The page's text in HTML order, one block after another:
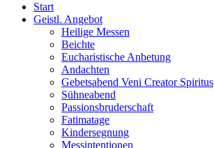
Start
Geistl. Angebot
Heilige Messen
Beichte
Eucharistische Anbetung
Andachten
Gebetsabend Veni Creator Spiritus
Sühneabend
Passionsbruderschaft
Fatimatage
Kindersegnung
Messintentionen